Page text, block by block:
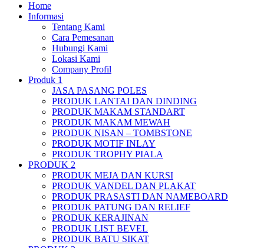
Home
Informasi
Tentang Kami
Cara Pemesanan
Hubungi Kami
Lokasi Kami
Company Profil
Produk 1
JASA PASANG POLES
PRODUK LANTAI DAN DINDING
PRODUK MAKAM STANDART
PRODUK MAKAM MEWAH
PRODUK NISAN – TOMBSTONE
PRODUK MOTIF INLAY
PRODUK TROPHY PIALA
PRODUK 2
PRODUK MEJA DAN KURSI
PRODUK VANDEL DAN PLAKAT
PRODUK PRASASTI DAN NAMEBOARD
PRODUK PATUNG DAN RELIEF
PRODUK KERAJINAN
PRODUK LIST BEVEL
PRODUK BATU SIKAT